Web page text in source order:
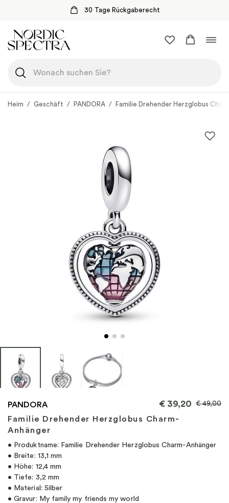
30 Tage Rückgaberecht
Inhalt
springen
Heim / Geschäft / PANDORA / Familie Drehender Herzglobus
PANDORA
Familie Drehender Herzglobus Charm-
Anhänger
€39,20 €49,00
• Produktname: Familie Drehender Herzglobus Charm-Anhänger
• Breite: 13,1 mm
• Höhe: 12,4 mm
• Tiefe: 3,2 mm
• Material: Silber
• Gravur: My family my friends my world